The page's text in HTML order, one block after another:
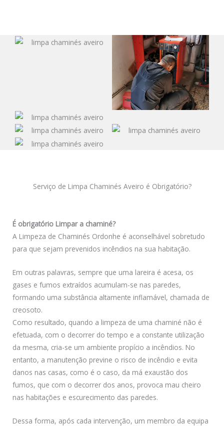
Serviço de Limpa Chaminés Aveiro é Obrigatório?
É obrigatório Limpar a chaminé?
A Limpeza de Chaminés Ordonhe é aconselhável sobretudo
para que sejam prevenidos incêndios na sua habitação.
Em outras palavras, sempre que uma lareira é acesa, os
gases e fumos extraídos acumulam-se nas paredes,
formando uma substância altamente inflamável, chamada de
creosoto.
Como resultado, quando a limpeza de uma chaminé não é
efetuada, com o decorrer do tempo e a constante utilização
da mesma, cria-se um ambiente propício a incêndios. No
entanto, a manutenção previne o risco de incêndio e evita
danos nas casas, como é o caso, da má exaustão dos
fumos, que com o decorrer dos anos, provoca mau cheiro
nas habitações e escurecimento das paredes.
Dessa forma, após cada intervenção, um membro da equipa